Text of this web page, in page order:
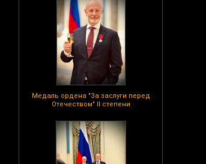
Медаль ордена "За заслуги перед
Отечеством" II степени